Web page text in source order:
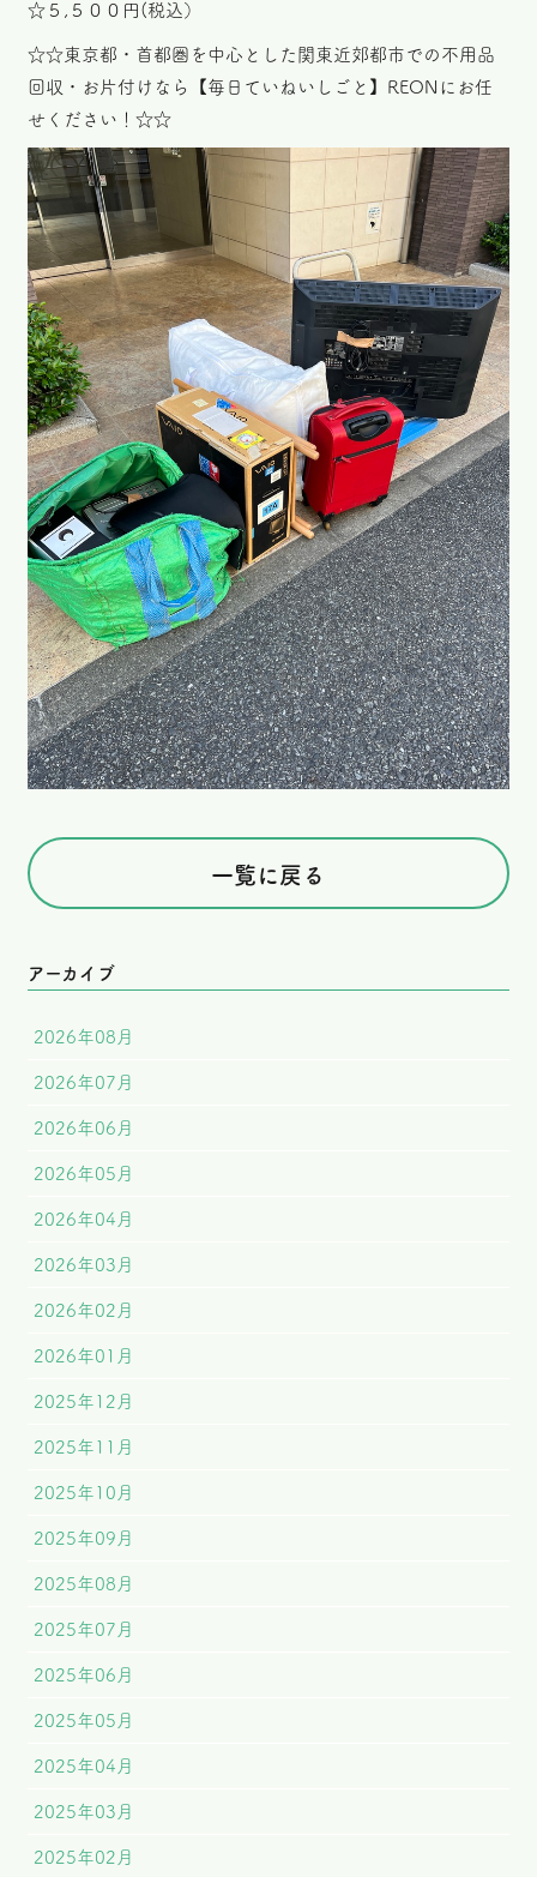
☆５,５００円(税込）
☆☆東京都・首都圏を中心とした関東近郊都市での不用品
回収・お片付けなら【毎日ていねいしごと】REONにお任
せください！☆☆
一覧に戻る
アーカイブ
2026年08月
2026年07月
2026年06月
2026年05月
2026年04月
2026年03月
2026年02月
2026年01月
2025年12月
2025年11月
2025年10月
2025年09月
2025年08月
2025年07月
2025年06月
2025年05月
2025年04月
2025年03月
2025年02月